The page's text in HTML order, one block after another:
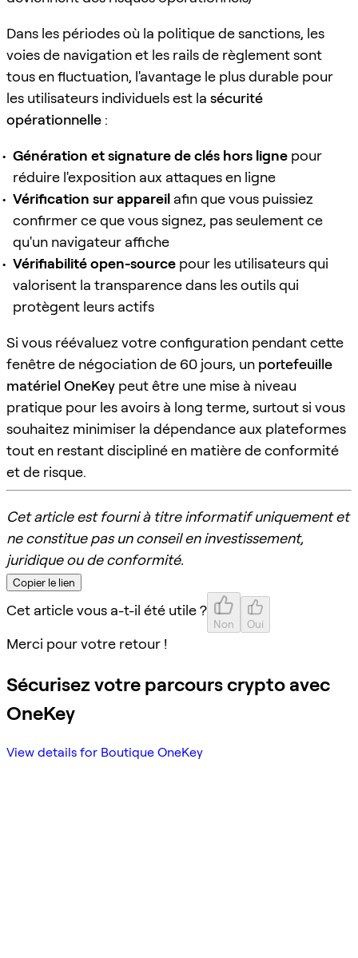
Dans les périodes où la politique de sanctions, les
voies de navigation et les rails de règlement sont
tous en fluctuation, l'avantage le plus durable pour
les utilisateurs individuels est la sécurité
opérationnelle :
Génération et signature de clés hors ligne pour
réduire l'exposition aux attaques en ligne
Vérification sur appareil afin que vous puissiez
confirmer ce que vous signez, pas seulement ce
qu'un navigateur affiche
Vérifiabilité open-source pour les utilisateurs qui
valorisent la transparence dans les outils qui
protègent leurs actifs
Si vous réévaluez votre configuration pendant cette
fenêtre de négociation de 60 jours, un portefeuille
matériel OneKey peut être une mise à niveau
pratique pour les avoirs à long terme, surtout si vous
souhaitez minimiser la dépendance aux plateformes
tout en restant discipliné en matière de conformité
et de risque.
Cet article est fourni à titre informatif uniquement et
ne constitue pas un conseil en investissement,
juridique ou de conformité.
Copier le lien
Cet article vous a-t-il été utile ?
Non Oui
Merci pour votre retour !
Sécurisez votre parcours crypto avec
OneKey
View details for Boutique OneKey